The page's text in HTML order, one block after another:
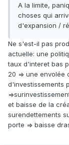
A la limite,
choses qui
d'expansion /
Ne s'est-il pas
actuelle: une
taux d'interet bas
20 => une
d'investissements
et baisse de la
surendettements
porte => baisse